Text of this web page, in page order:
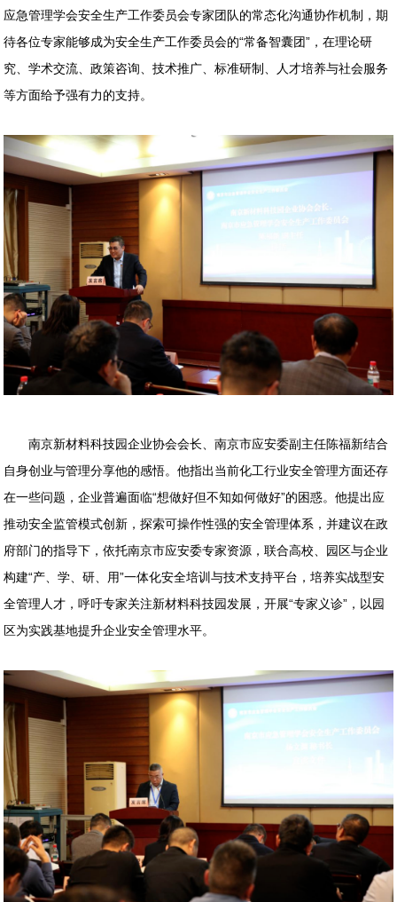
应急管理学会安全生产工作委员会专家团队的常态化沟通协作机制，期
待各位专家能够成为安全生产工作委员会的“常备智囊团”，在理论研
究、学术交流、政策咨询、技术推广、标准研制、人才培养与社会服务
等方面给予强有力的支持。
南京新材料科技园企业协会会长、南京市应安委副主任陈福新结合
自身创业与管理分享他的感悟。他指出当前化工行业安全管理方面还存
在一些问题，企业普遍面临“想做好但不知如何做好”的困惑。他提出应
推动安全监管模式创新，探索可操作性强的安全管理体系，并建议在政
府部门的指导下，依托南京市应安委专家资源，联合高校、园区与企业
构建“产、学、研、用”一体化安全培训与技术支持平台，培养实战型安
全管理人才，呼吁专家关注新材料科技园发展，开展“专家义诊”，以园
区为实践基地提升企业安全管理水平。